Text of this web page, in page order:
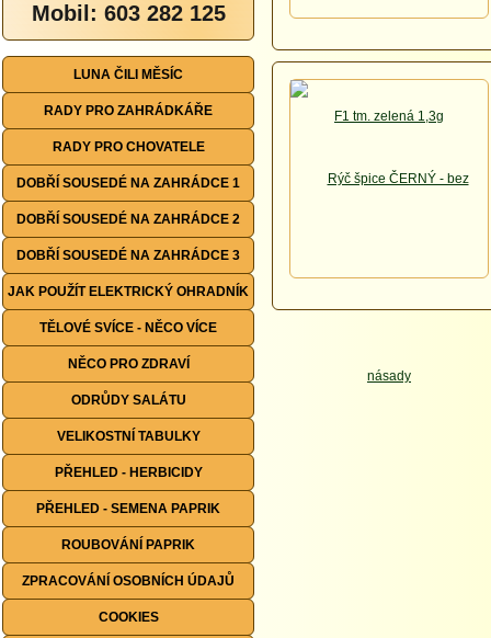
Mobil: 603 282 125
LUNA ČILI MĚSÍC
RADY PRO ZAHRÁDKÁŘE
RADY PRO CHOVATELE
DOBŘÍ SOUSEDÉ NA ZAHRÁDCE 1
DOBŘÍ SOUSEDÉ NA ZAHRÁDCE 2
DOBŘÍ SOUSEDÉ NA ZAHRÁDCE 3
JAK POUŽÍT ELEKTRICKÝ OHRADNÍK
TĚLOVÉ SVÍCE - NĚCO VÍCE
NĚCO PRO ZDRAVÍ
ODRŮDY SALÁTU
VELIKOSTNÍ TABULKY
PŘEHLED - HERBICIDY
PŘEHLED - SEMENA PAPRIK
ROUBOVÁNÍ PAPRIK
ZPRACOVÁNÍ OSOBNÍCH ÚDAJŮ
COOKIES